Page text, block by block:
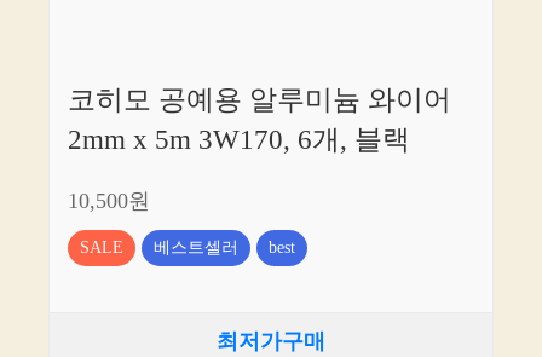
코히모 공예용 알루미늄 와이어
2mm x 5m 3W170, 6개, 블랙
10,500원
SALE 베스트셀러 best
최저가구매